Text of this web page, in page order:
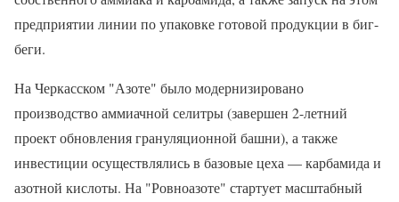
предприятии линии по упаковке готовой продукции в биг-
беги.
На Черкасском "Азоте" было модернизировано
производство аммиачной селитры (завершен 2-летний
проект обновления грануляционной башни), а также
инвестиции осуществлялись в базовые цеха — карбамида и
азотной кислоты. На "Ровноазоте" стартует масштабный